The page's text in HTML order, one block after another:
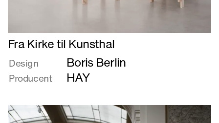
Læs
mere
om
Fra
til
Kunsthal
Fra Kirke til Kunsthal
Design Boris Berlin
Producent HAY